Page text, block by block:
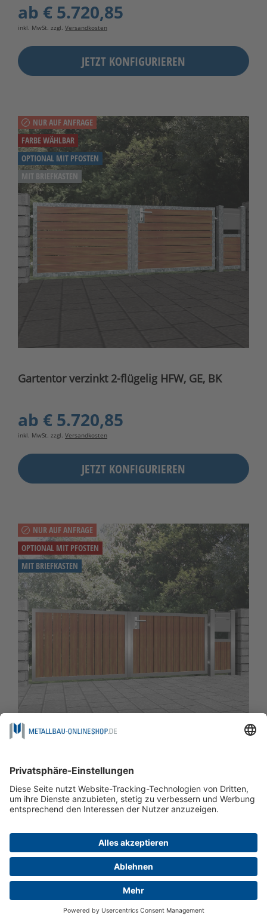
ab € 5.720,85
inkl. MwSt. zzgl. Versandkosten
JETZT KONFIGURIEREN
NUR AUF ANFRAGE
FARBE WÄHLBAR
OPTIONAL MIT PFOSTEN
MIT BRIEFKASTEN
Gartentor verzinkt 2-flügelig HFW, GE, BK
ab € 5.720,85
inkl. MwSt. zzgl. Versandkosten
JETZT KONFIGURIEREN
NUR AUF ANFRAGE
OPTIONAL MIT PFOSTEN
MIT BRIEFKASTEN
Gartentor Edelstahl 2-flügelig HFS, GE, BK
ab€ 8.266,39
Versandkosten
JETZT KONFIGURIEREN